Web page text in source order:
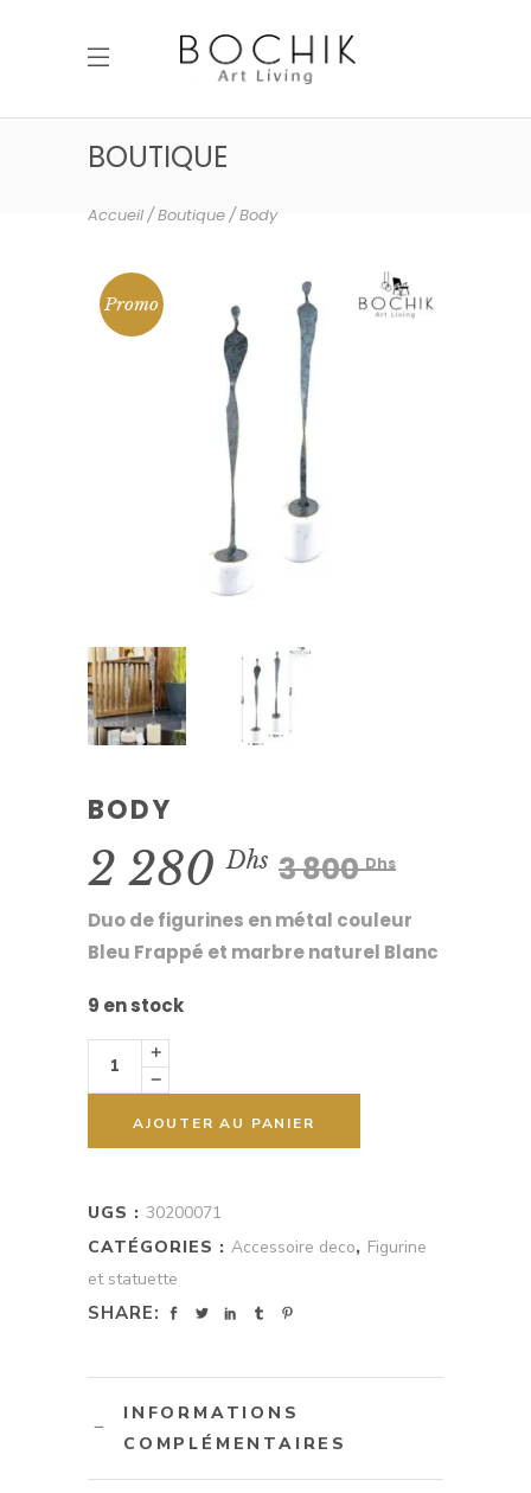
BOUTIQUE
Accueil Boutique Body
Promo
BODY
3 800DhsLe
prix
initial
2 280Dhs Le
prix
Duo de figurines en métal couleur
Bleu Frappé et marbre naturel Blanc
9 en stock
Body
quantity
AJOUTER AU PANIER
UGS : 30200071
CATÉGORIES : Accessoire deco, Figurine
et statuette
SHARE:
INFORMATIONS
COMPLÉMENTAIRES